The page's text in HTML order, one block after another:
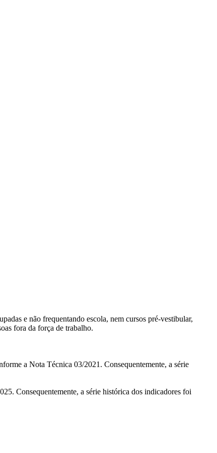
e não frequentando escola, nem cursos pré-vestibular,
fora da força de trabalho.
a Nota Técnica 03/2021. Consequentemente, a série
Consequentemente, a série histórica dos indicadores foi